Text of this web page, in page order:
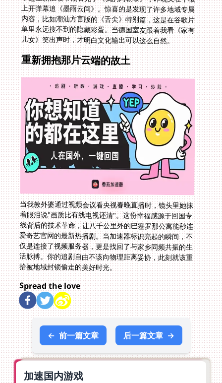
儿女》笑出声时，才明白文化输出可以这么自然。
重新拥抱那片云端的故土
当我教外婆通过视频会议看央视春晚直播时，镜头里她抹
着眼泪说"画质比有线电视还清"。这份幸福感源于回国专
线背后的技术革命，让八千公里外的巴塞罗那公寓能秒连
爱奇艺官网的最新热播剧。当加速器标识亮起的瞬间，不
仅是连接了视频服务器，更是找回了与家乡同频共振的生
活脉搏。你的追剧自由不该向物理距离妥协，此刻就该重
拾被地域封锁偷走的美好时光。
Spread the love
← 前一篇文章 后一篇文章 →
加速国内游戏